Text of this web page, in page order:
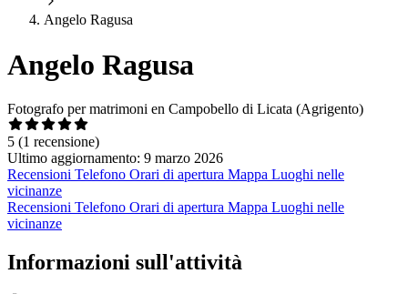
Angelo Ragusa
Angelo Ragusa
Fotografo per matrimoni en Campobello di Licata (Agrigento)
5 (1 recensione)
Ultimo aggiornamento: 9 marzo 2026
Recensioni Telefono Orari di apertura Mappa Luoghi nelle
vicinanze
Recensioni Telefono Orari di apertura Mappa Luoghi nelle
vicinanze
Informazioni sull'attività